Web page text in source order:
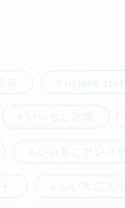
み iichiko story
いいちこ20度
いいちこアンバ
いいちこス